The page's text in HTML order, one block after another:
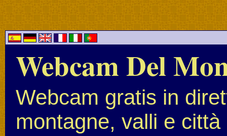
Webcam Del
Webcam gratis in
montagne, valli e città